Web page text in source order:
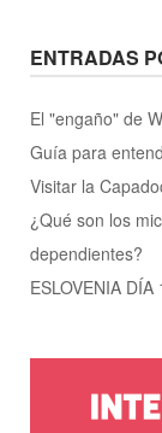
ENTRADAS
El "engaño" de
Guía para
Visitar la
¿Qué son los
dependientes?
ESLOVENIA